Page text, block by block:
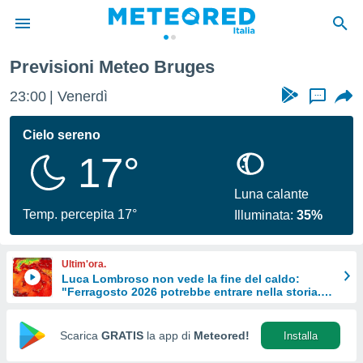
di
per
le
di
Web
Previsioni Meteo Bruges
23:00 Venerdì ...
Cielo sereno
17°
Temp. percepita 17°
Luna calante
Illuminata:35%
Ultim'ora.
Luca Lombroso non vede la fine del caldo:
"Ferragosto 2026 potrebbe entrare nella storia.
Scarica GRATIS la app di Meteored! Installa